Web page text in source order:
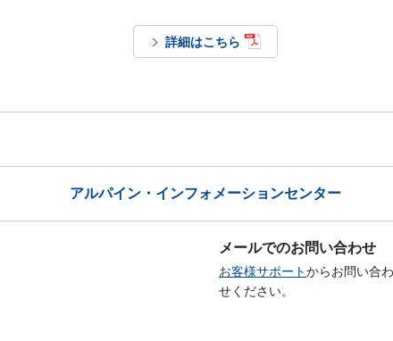
詳細はこちら
アルパイン・インフォメーションセンター
メールでのお問い合わせ
お客様サポートからお問い合わ
せください。